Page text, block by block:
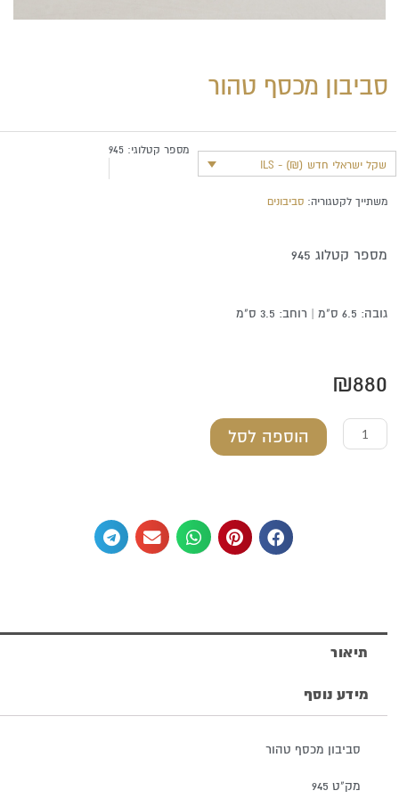
סביבון מכסף טהור
שקל ישראלי חדש (₪) - ILS
מספר קטלוגי:945
משתייך לקטגוריה: סביבונים
מספר קטלוג 945
גובה: 6.5 ס"מ | רוחב: 3.5 ס"מ
₪880
הוספה לסל
תיאור
מידע נוסף
סביבון מכסף טהור
מק"ט 945